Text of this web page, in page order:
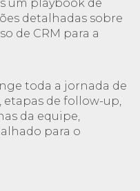
um playbook de
detalhadas sobre
de CRM para a
toda a jornada de
etapas de follow-up,
da equipe,
para o